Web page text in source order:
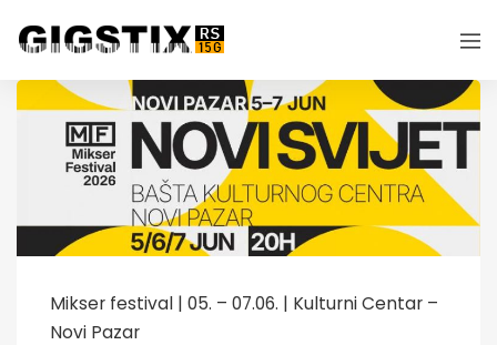
Mikser festival | 05. – 07.06. | Kulturni Centar –
Novi Pazar